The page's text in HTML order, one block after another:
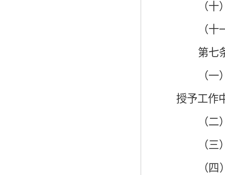
（十
（十
第七
（
授予工作
（
（三
（